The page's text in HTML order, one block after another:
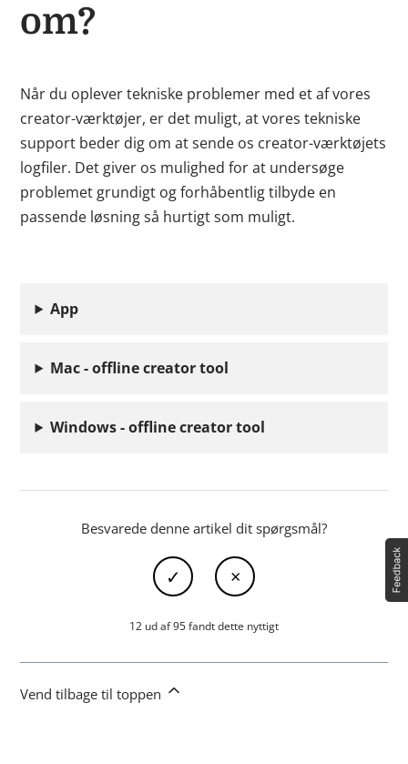
om?
Når du oplever tekniske problemer med et af vores
creator-værktøjer, er det muligt, at vores tekniske
support beder dig om at sende os creator-værktøjets
logfiler. Det giver os mulighed for at undersøge
problemet grundigt og forhåbentlig tilbyde en
passende løsning så hurtigt som muligt.
App
Mac - offline creator tool
Windows - offline creator tool
Besvarede denne artikel dit spørgsmål?
12 ud af 95 fandt dette nyttigt
Vend tilbage til toppen